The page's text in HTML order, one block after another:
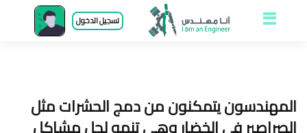
Open and close
تسجيل الدخول
المهندسون يتمكنون من دمج الحشرات مثل